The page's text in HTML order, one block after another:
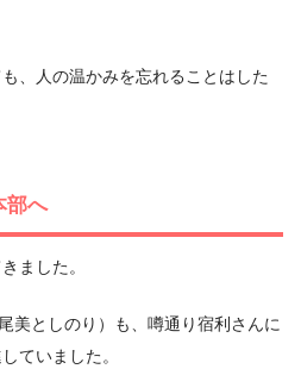
、人の温かみを忘れることはした
部へ
ました。
美としのり）も、噂通り宿利さんに
ていました。